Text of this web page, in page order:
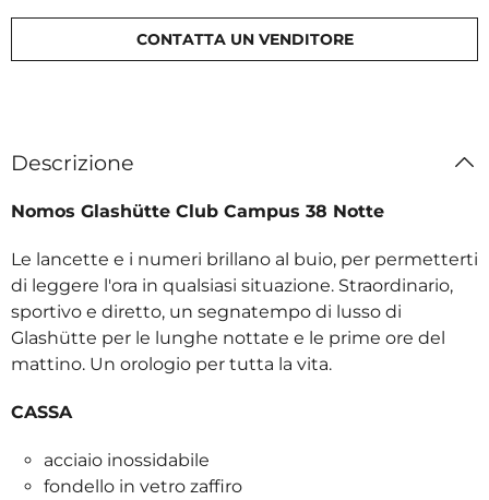
CONTATTA UN VENDITORE
Descrizione
Nomos Glashütte Club Campus 38 Notte
Le lancette e i numeri brillano al buio, per permetterti
di leggere l'ora in qualsiasi situazione. Straordinario,
sportivo e diretto, un segnatempo di lusso di
Glashütte per le lunghe nottate e le prime ore del
mattino. Un orologio per tutta la vita.
CASSA
acciaio inossidabile
fondello in vetro zaffiro